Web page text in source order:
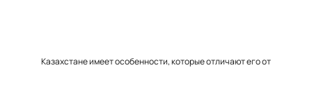
Казахстане имеет особенности, которые отличают его от